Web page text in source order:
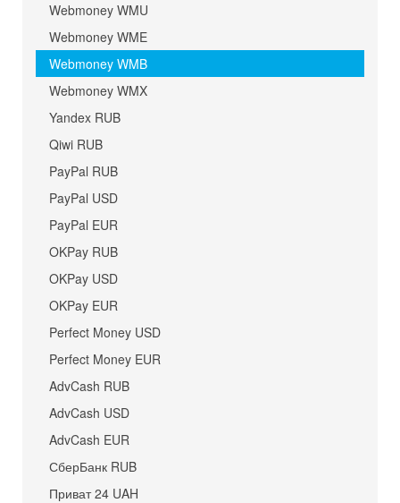
Webmoney WMU
Webmoney WME
Webmoney WMB
Webmoney WMX
Yandex RUB
Qiwi RUB
PayPal RUB
PayPal USD
PayPal EUR
OKPay RUB
OKPay USD
OKPay EUR
Perfect Money USD
Perfect Money EUR
AdvCash RUB
AdvCash USD
AdvCash EUR
СберБанк RUB
Приват 24 UAH